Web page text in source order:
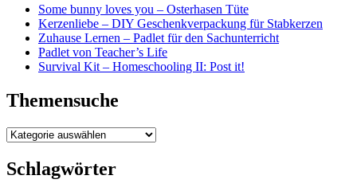
Some bunny loves you – Osterhasen Tüte
Kerzenliebe – DIY Geschenkverpackung für Stabkerzen
Zuhause Lernen – Padlet für den Sachunterricht
Padlet von Teacher’s Life
Survival Kit – Homeschooling II: Post it!
Themensuche
Themensuche
Schlagwörter